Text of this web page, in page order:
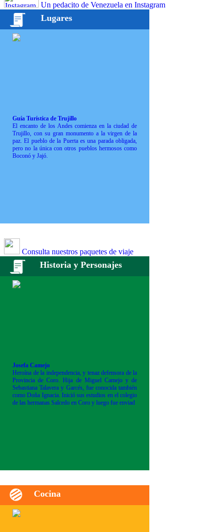
Un pedacito de Venezuela en Instagram
Lugares
Guía Turística de Trujillo
El encanto de los Andes comienza en la ciudad de
Trujillo, con su gran monumento a la virgen de la
paz. El pueblo de la Puerta es una parada obligada,
pero no la única con otros pueblos hermosos como
Boconó y Jajó.
Consulta nuestros paquetes de viaje
Historia y Personajes
Josefa Camejo
Heroína de la independencia, y tenaz defensora de la
Provincia de Coro. Hija de Miguel Camejo y de
Sebastiana Talavera y Garcés, fue conocida también
como Doña Ignacia. Inició sus estudios en el colegio
de las hermanas Salcedo en Coro y luego fue enviad
Cocina